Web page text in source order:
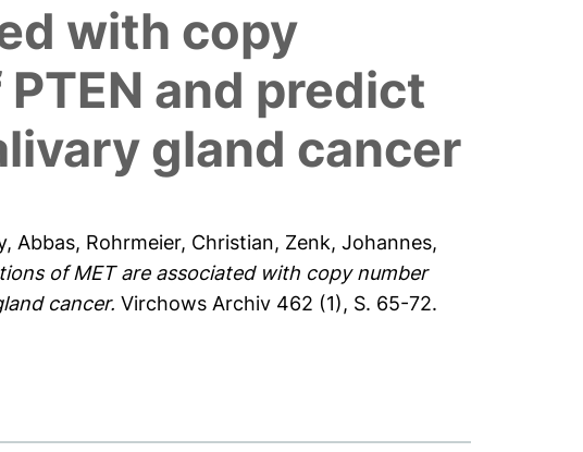
with copy
and predict
gland cancer
Abbas, Rohrmeier, Christian, Zenk, Johannes,
of MET are associated with copy number
cancer. Virchows Archiv 462 (1), S. 65-72.